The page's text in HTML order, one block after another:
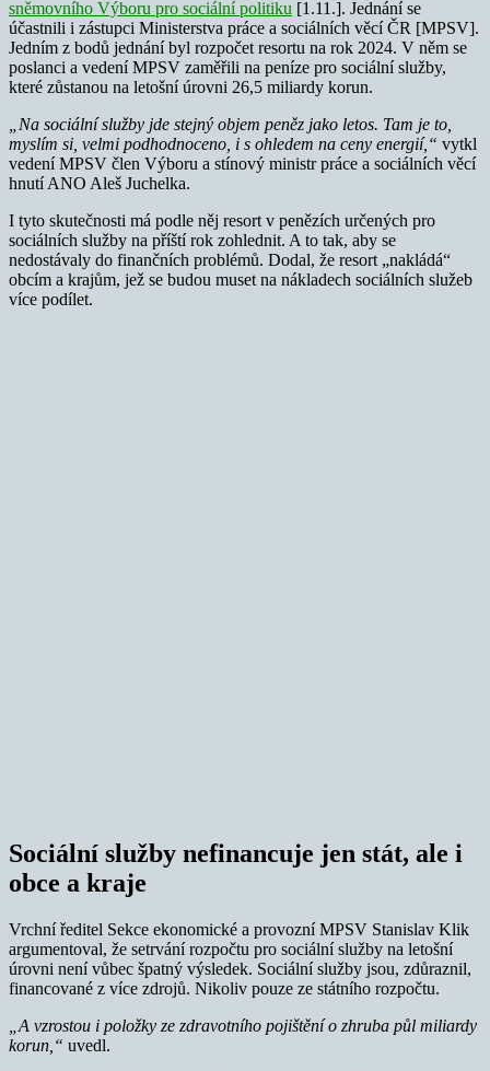
sněmovního Výboru pro sociální politiku [1.11.]. Jednání se
účastnili i zástupci Ministerstva práce a sociálních věcí ČR [MPSV].
Jedním z bodů jednání byl rozpočet resortu na rok 2024. V něm se
poslanci a vedení MPSV zaměřili na peníze pro sociální služby,
které zůstanou na letošní úrovni 26,5 miliardy korun.
„Na sociální služby jde stejný objem peněz jako letos. Tam je to,
myslím si, velmi podhodnoceno, i s ohledem na ceny energií,“ vytkl
vedení MPSV člen Výboru a stínový ministr práce a sociálních věcí
hnutí ANO Aleš Juchelka.
I tyto skutečnosti má podle něj resort v penězích určených pro
sociálních služby na příští rok zohlednit. A to tak, aby se
nedostávaly do finančních problémů. Dodal, že resort „nakládá“
obcím a krajům, jež se budou muset na nákladech sociálních služeb
více podílet.
Sociální služby nefinancuje jen stát, ale i
obce a kraje
Vrchní ředitel Sekce ekonomické a provozní MPSV Stanislav Klik
argumentoval, že setrvání rozpočtu pro sociální služby na letošní
úrovni není vůbec špatný výsledek. Sociální služby jsou, zdůraznil,
financované z více zdrojů. Nikoliv pouze ze státního rozpočtu.
„A vzrostou i položky ze zdravotního pojištění o zhruba půl miliardy
korun,“ uvedl.